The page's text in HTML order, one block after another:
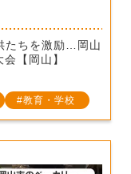
たちを激励…岡山
【岡山】
教育・学校